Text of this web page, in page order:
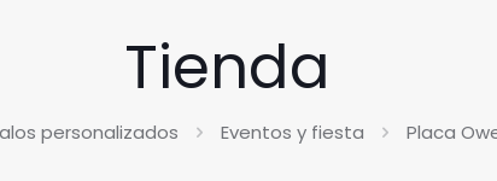
Tienda
personalizados Eventos y fiesta Placa